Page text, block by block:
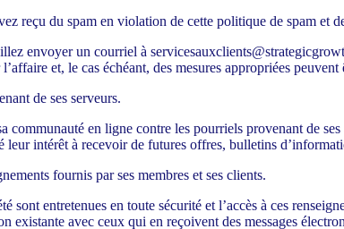
reçu du spam en violation de cette politique de spam et
envoyer un courriel à
et, le cas échéant, des mesures appropriées peuvent
de ses serveurs.
communauté en ligne contre les pourriels provenant de
intérêt à recevoir de futures offres, bulletins
fournis par ses membres et ses clients.
sont entretenues en toute sécurité et l’accès à ces
existante avec ceux qui en reçoivent des messages